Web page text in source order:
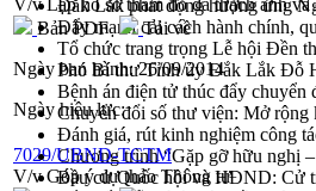
Đắk Lắk phát động hưởng ứng
Đẩy mạnh cải cách hành chính,
Tổ chức trang trọng Lễ hội Đền
Phó Bí thư Tỉnh ủy Đắk Lắk Đỗ
Bệnh án điện tử thúc đẩy
Chuyển đổi số thư viện: Mở
Đánh giá, rút kinh nghiệm công
Chương trình “Gặp gỡ hữu nghị
Bầu cử Quốc hội và HĐND: Cử
V/v Lập hồ sơ thăm dò đá thạch anh
Bản PDF
Tải về
Ngày ban hành:26/09/2014
Ngày hiệu lực:
7029/UBND-TCTM
V/v Góp ý dự thảo Thông tư